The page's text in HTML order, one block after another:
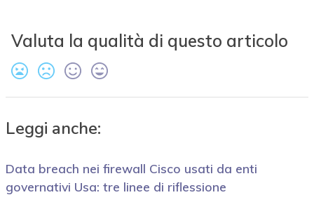
Valuta la qualità di questo articolo
Leggi anche:
Data breach nei firewall Cisco usati da enti
governativi Usa: tre linee di riflessione